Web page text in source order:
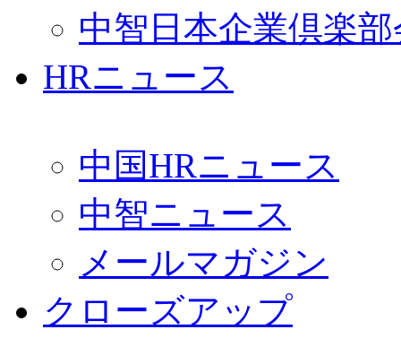
中智日本企業倶楽
HRニュース
中国HRニュース
中智ニュース
メールマガジン
クローズアップ